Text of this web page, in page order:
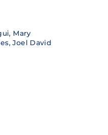
Mary
Joel David